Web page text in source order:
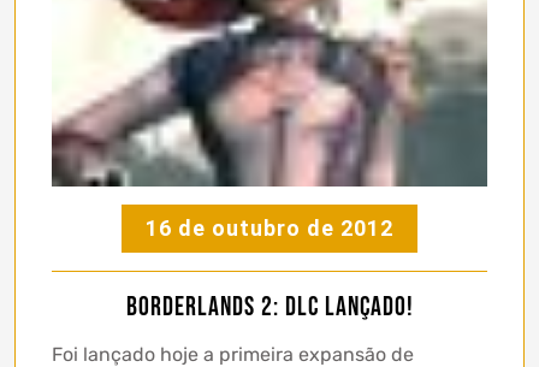
16 de outubro de 2012
Borderlands 2: DLC lançado!
Foi lançado hoje a primeira expansão de